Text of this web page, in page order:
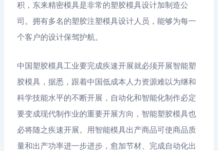
积，东来精密模具是非常的塑胶模具设计加制造公
司。拥有多名的塑胶注塑模具设计人员，能够为每一
个客户的设计保驾护航。
中国塑胶模具工业要完成疾速开展就必须开展智能塑
胶模具，据悉，跟着中国低成本人力资源难以为继和
科学技能水平的不断开展，自动化和智能化制作必定
要变成现代制作业的重要开展方向，智能塑胶模具也
必将随之疾速开展。用智能模具出产商品可使商品质
量和出产功率进一步进步，愈加节材、完成自动化出